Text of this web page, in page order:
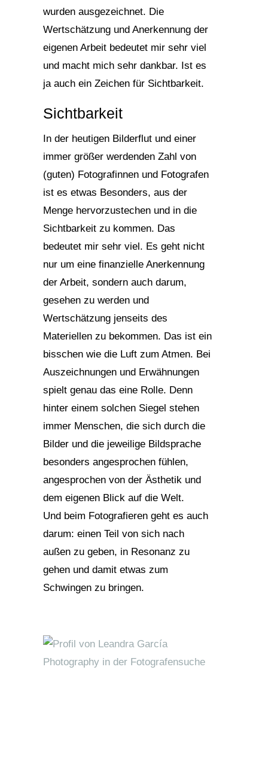
wurden ausgezeichnet. Die
Wertschätzung und Anerkennung der
eigenen Arbeit bedeutet mir sehr viel
und macht mich sehr dankbar. Ist es
ja auch ein Zeichen für Sichtbarkeit.
Sichtbarkeit
In der heutigen Bilderflut und einer
immer größer werdenden Zahl von
(guten) Fotografinnen und Fotografen
ist es etwas Besonders, aus der
Menge hervorzustechen und in die
Sichtbarkeit zu kommen. Das
bedeutet mir sehr viel. Es geht nicht
nur um eine finanzielle Anerkennung
der Arbeit, sondern auch darum,
gesehen zu werden und
Wertschätzung jenseits des
Materiellen zu bekommen. Das ist ein
bisschen wie die Luft zum Atmen. Bei
Auszeichnungen und Erwähnungen
spielt genau das eine Rolle. Denn
hinter einem solchen Siegel stehen
immer Menschen, die sich durch die
Bilder und die jeweilige Bildsprache
besonders angesprochen fühlen,
angesprochen von der Ästhetik und
dem eigenen Blick auf die Welt.
Und beim Fotografieren geht es auch
darum: einen Teil von sich nach
außen zu geben, in Resonanz zu
gehen und damit etwas zum
Schwingen zu bringen.